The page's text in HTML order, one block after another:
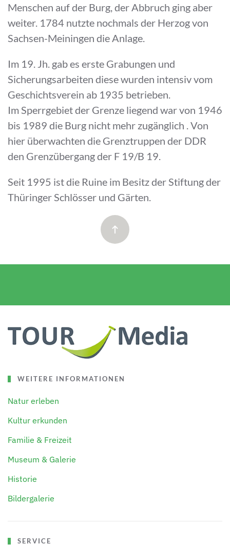
Menschen auf der Burg, der Abbruch ging aber
weiter. 1784 nutzte nochmals der Herzog von
Sachsen-Meiningen die Anlage.
Im 19. Jh. gab es erste Grabungen und
Sicherungsarbeiten diese wurden intensiv vom
Geschichtsverein ab 1935 betrieben.
Im Sperrgebiet der Grenze liegend war von 1946
bis 1989 die Burg nicht mehr zugänglich . Von
hier überwachten die Grenztruppen der DDR
den Grenzübergang der F 19/B 19.
Seit 1995 ist die Ruine im Besitz der Stiftung der
Thüringer Schlösser und Gärten.
WEITERE INFORMATIONEN
Natur erleben
Kultur erkunden
Familie & Freizeit
Museum & Galerie
Historie
Bildergalerie
SERVICE